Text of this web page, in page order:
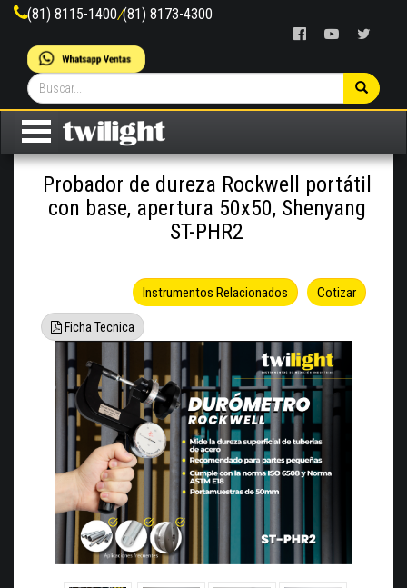
(81) 8115-1400/(81) 8173-4300
Probador de dureza Rockwell portátil
con base, apertura 50x50, Shenyang
ST-PHR2
Cotizar
Instrumentos Relacionados
Ficha Tecnica